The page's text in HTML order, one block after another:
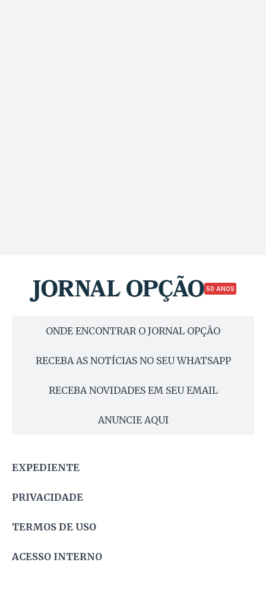
50 ANOS
ONDE ENCONTRAR O JORNAL OPÇÃO
RECEBA AS NOTÍCIAS NO SEU WHATSAPP
RECEBA NOVIDADES EM SEU EMAIL
ANUNCIE AQUI
EXPEDIENTE
PRIVACIDADE
TERMOS DE USO
ACESSO INTERNO